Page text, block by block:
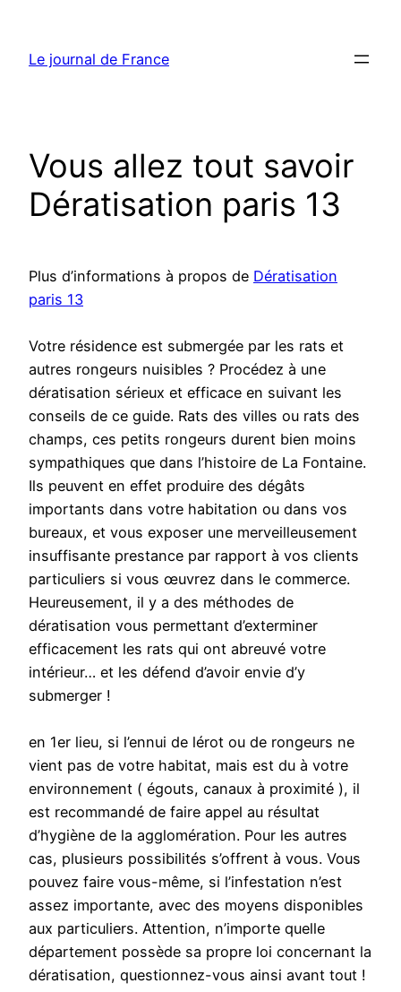
contenu
Le journal de France
Vous allez tout savoir
Dératisation paris 13
Plus d’informations à propos de Dératisation
paris 13
Votre résidence est submergée par les rats et
autres rongeurs nuisibles ? Procédez à une
dératisation sérieux et efficace en suivant les
conseils de ce guide. Rats des villes ou rats des
champs, ces petits rongeurs durent bien moins
sympathiques que dans l’histoire de La Fontaine.
Ils peuvent en effet produire des dégâts
importants dans votre habitation ou dans vos
bureaux, et vous exposer une merveilleusement
insuffisante prestance par rapport à vos clients
particuliers si vous œuvrez dans le commerce.
Heureusement, il y a des méthodes de
dératisation vous permettant d’exterminer
efficacement les rats qui ont abreuvé votre
intérieur… et les défend d’avoir envie d’y
submerger !
en 1er lieu, si l’ennui de lérot ou de rongeurs ne
vient pas de votre habitat, mais est du à votre
environnement ( égouts, canaux à proximité ), il
est recommandé de faire appel au résultat
d’hygiène de la agglomération. Pour les autres
cas, plusieurs possibilités s’offrent à vous. Vous
pouvez faire vous-même, si l’infestation n’est
assez importante, avec des moyens disponibles
aux particuliers. Attention, n’importe quelle
département possède sa propre loi concernant la
dératisation, questionnez-vous ainsi avant tout !